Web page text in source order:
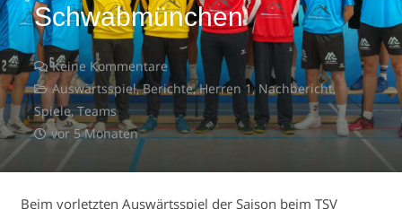
Schwabmünchen
Keine Kommentare
Auswärtsspiel,Berichte,Herren 1, Nachbericht,
Spiele,Teams
vor 5 Monaten
Beim vorletzten Auswärtsspiel der Saison beim TSV